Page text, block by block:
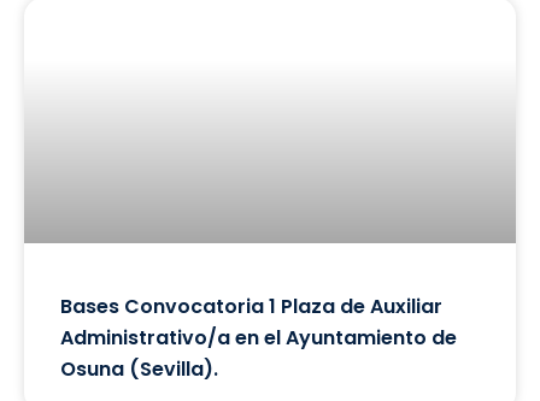
Bases Convocatoria 1 Plaza de Auxiliar
Administrativo/a en el Ayuntamiento de
Osuna (Sevilla).